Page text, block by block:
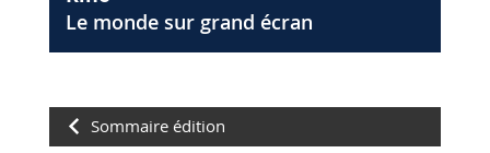
Le monde sur grand écran
Sommaire édition